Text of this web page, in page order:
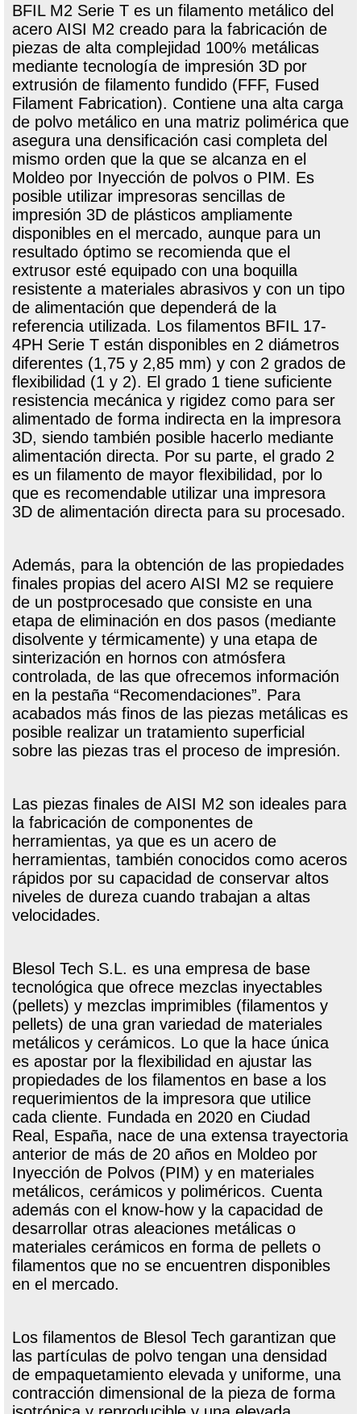
BFIL M2 Serie T es un filamento metálico del
acero AISI M2 creado para la fabricación de
piezas de alta complejidad 100% metálicas
mediante tecnología de impresión 3D por
extrusión de filamento fundido (FFF, Fused
Filament Fabrication). Contiene una alta carga
de polvo metálico en una matriz polimérica que
asegura una densificación casi completa del
mismo orden que la que se alcanza en el
Moldeo por Inyección de polvos o PIM. Es
posible utilizar impresoras sencillas de
impresión 3D de plásticos ampliamente
disponibles en el mercado, aunque para un
resultado óptimo se recomienda que el
extrusor esté equipado con una boquilla
resistente a materiales abrasivos y con un tipo
de alimentación que dependerá de la
referencia utilizada. Los filamentos BFIL 17-
4PH Serie T están disponibles en 2 diámetros
diferentes (1,75 y 2,85 mm) y con 2 grados de
flexibilidad (1 y 2). El grado 1 tiene suficiente
resistencia mecánica y rigidez como para ser
alimentado de forma indirecta en la impresora
3D, siendo también posible hacerlo mediante
alimentación directa. Por su parte, el grado 2
es un filamento de mayor flexibilidad, por lo
que es recomendable utilizar una impresora
3D de alimentación directa para su procesado.
Además, para la obtención de las propiedades
finales propias del acero AISI M2 se requiere
de un postprocesado que consiste en una
etapa de eliminación en dos pasos (mediante
disolvente y térmicamente) y una etapa de
sinterización en hornos con atmósfera
controlada, de las que ofrecemos información
en la pestaña “Recomendaciones”. Para
acabados más finos de las piezas metálicas es
posible realizar un tratamiento superficial
sobre las piezas tras el proceso de impresión.
Las piezas finales de AISI M2 son ideales para
la fabricación de componentes de
herramientas, ya que es un acero de
herramientas, también conocidos como aceros
rápidos por su capacidad de conservar altos
niveles de dureza cuando trabajan a altas
velocidades.
Blesol Tech S.L. es una empresa de base
tecnológica que ofrece mezclas inyectables
(pellets) y mezclas imprimibles (filamentos y
pellets) de una gran variedad de materiales
metálicos y cerámicos. Lo que la hace única
es apostar por la flexibilidad en ajustar las
propiedades de los filamentos en base a los
requerimientos de la impresora que utilice
cada cliente. Fundada en 2020 en Ciudad
Real, España, nace de una extensa trayectoria
anterior de más de 20 años en Moldeo por
Inyección de Polvos (PIM) y en materiales
metálicos, cerámicos y poliméricos. Cuenta
además con el know-how y la capacidad de
desarrollar otras aleaciones metálicas o
materiales cerámicos en forma de pellets o
filamentos que no se encuentren disponibles
en el mercado.
Los filamentos de Blesol Tech garantizan que
las partículas de polvo tengan una densidad
de empaquetamiento elevada y uniforme, una
contracción dimensional de la pieza de forma